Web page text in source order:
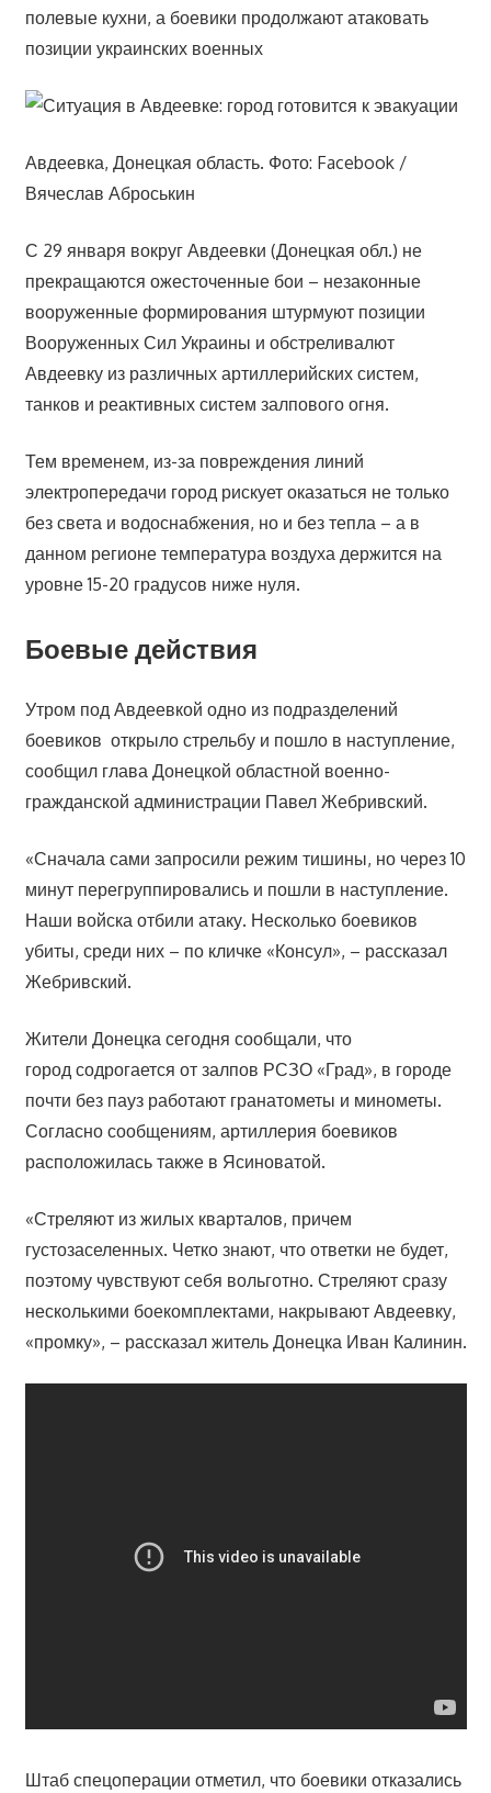
полевые кухни, а боевики продолжают атаковать
позиции украинских военных
Авдеевка, Донецкая область. Фото: Facebook /
Вячеслав Аброськин
С 29 января вокруг Авдеевки (Донецкая обл.) не
прекращаются ожесточенные бои – незаконные
вооруженные формирования штурмуют позиции
Вооруженных Сил Украины и обстреливалют
Авдеевку из различных артиллерийских систем,
танков и реактивных систем залпового огня.
Тем временем, из-за повреждения линий
электропередачи город рискует оказаться не только
без света и водоснабжения, но и без тепла – а в
данном регионе температура воздуха держится на
уровне 15-20 градусов ниже нуля.
Боевые действия
Утром под Авдеевкой одно из подразделений
боевиков открыло стрельбу и пошло в наступление,
сообщил глава Донецкой областной военно-
гражданской администрации Павел Жебривский.
«Сначала сами запросили режим тишины, но через 10
минут перегруппировались и пошли в наступление.
Наши войска отбили атаку. Несколько боевиков
убиты, среди них – по кличке «Консул», – рассказал
Жебривский.
Жители Донецка сегодня сообщали, что
город содрогается от залпов РСЗО «Град», в городе
почти без пауз работают гранатометы и минометы.
Согласно сообщениям, артиллерия боевиков
расположилась также в Ясиноватой.
«Стреляют из жилых кварталов, причем
густозаселенных. Четко знают, что ответки не будет,
поэтому чувствуют себя вольготно. Стреляют сразу
несколькими боекомплектами, накрывают Авдеевку,
«промку», – рассказал житель Донецка Иван Калинин.
Штаб спецоперации отметил, что боевики отказались